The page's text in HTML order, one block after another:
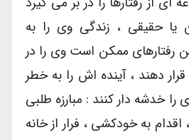
حقیقی ، زندگی وی را به
رفتارهای ممکن است وی را در
دهند ، آینده اش را به خطر
را خدشه دار کنند : مبارزه طلبی
به خودکشی ، فرار از خانه